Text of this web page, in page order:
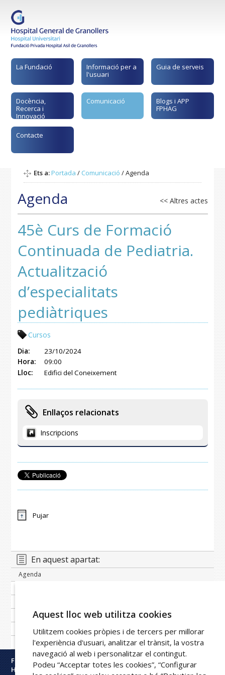
La Fundació
Informació per a
l'usuari
Guia de serveis
Docència,
Recerca i
Innovació
Comunicació
Blogs i APP
FPHAG
Contacte
Ets a:Portada / Comunicació /Agenda
Agenda << Altres actes
45è Curs de Formació
Continuada de Pediatria.
Actualització
d’especialitats
pediàtriques
Cursos
Dia:
23/10/2024
Hora:
09:00
Lloc:
Edifici del Coneixement
Enllaços relacionats
Inscripcions
Pujar
En aquest apartat:
Agenda
Imatge corporativa
Galeria
Xarxa FPHAG
Fundació Privada
Hospital Asil de Granollers
Aquest lloc web utilitza cookies
Utilitzem cookies pròpies i de tercers per millorar
l'experiència d'usuari, analitzar el trànsit, la vostra
navegació al web i personalitzar el contingut.
Podeu “Acceptar totes les cookies”, “Configurar